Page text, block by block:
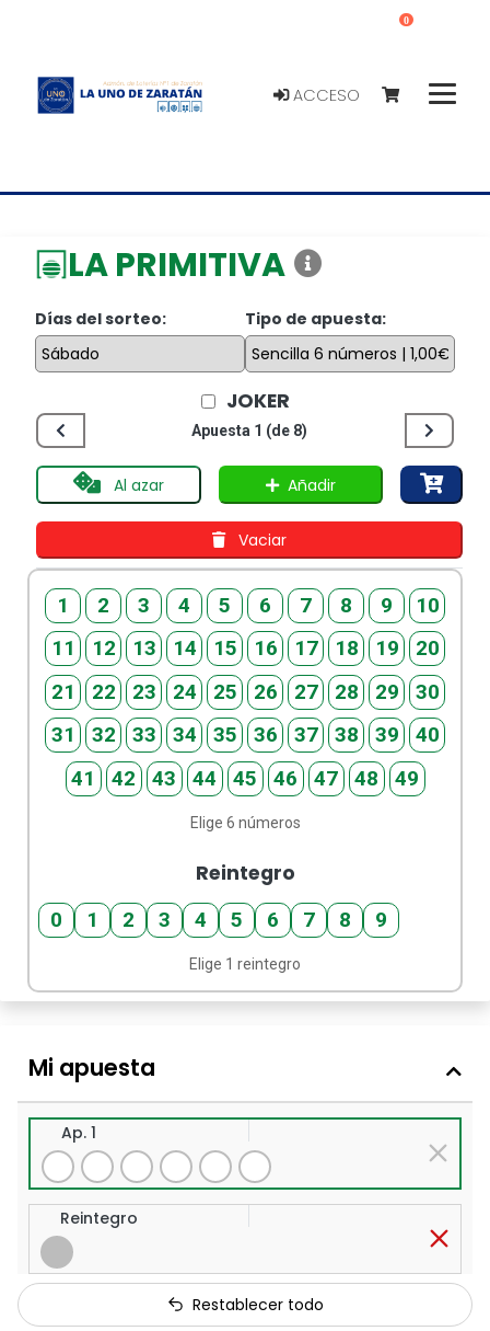
ACCESO
0
LA PRIMITIVA
Días del sorteo: Tipo de apuesta:
JOKER
Apuesta 1 (de 8)
Vaciar
Al azar Añadir
1 2 3 4 5 6 7 8 9
10
11
12 13 14 15 16 17 18 19
20
21
22 23 24 25 26 27 28 29
30
31
32 33 34 35 36 37 38 39
40
41
42 43 44 45 46 47 48 49
Elige 6 números
Reintegro
0 1 2 3 4 5 6 7 8 9
Elige 1 reintegro
Mi apuesta
Ap. 1
Reintegro
Restablecer todo